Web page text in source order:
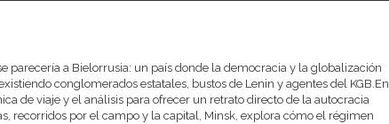
parecería a Bielorrusia: un país donde la democracia y la globalización
conglomerados estatales, bustos de Lenin y agentes del KGB.En
de viaje y el análisis para ofrecer un retrato directo de la autocracia
recorridos por el campo y la capital, Minsk, explora cómo el régimen